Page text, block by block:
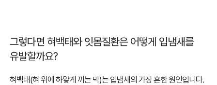
그렇다면 혀백태와 잇몸질환은 어떻게 입냄새를
유발할까요?
혀백태(혀 위에 하얗게 끼는 막)는 입냄새의 가장 흔한 원인입니다.